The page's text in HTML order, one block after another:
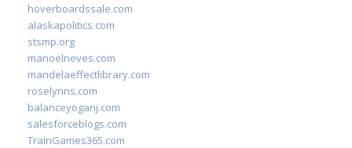
hoverboardssale.com
alaskapolitics.com
stsmp.org
manoelneves.com
mandelaeffectlibrary.com
roselynns.com
balanceyoganj.com
salesforceblogs.com
TrainGames365.com